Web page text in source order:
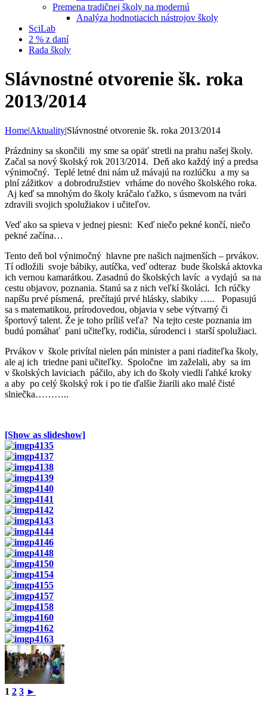
Premena tradičnej školy na modernú
Analýza hodnotiacich nástrojov školy
SciLab
2 % z daní
Rada školy
Slávnostné otvorenie šk. roka
2013/2014
Home|Aktuality|Slávnostné otvorenie šk. roka 2013/2014
Prázdniny sa skončili my sme sa opäť stretli na prahu našej školy.
Začal sa nový školský rok 2013/2014. Deň ako každý iný a predsa
výnimočný. Teplé letné dni nám už mávajú na rozlúčku a my sa
plní zážitkov a dobrodružstiev vrháme do nového školského roka.
Aj keď sa mnohým do školy kráčalo ťažko, s úsmevom na tvári
zdravili svojich spolužiakov i učiteľov.
Veď ako sa spieva v jednej piesni: Keď niečo pekné končí, niečo
pekné začína…
Tento deň bol výnimočný hlavne pre našich najmenších – prvákov.
Tí odložili svoje bábiky, autíčka, veď odteraz bude školská aktovka
ich vernou kamarátkou. Zasadnú do školských lavíc a vydajú sa na
cestu objavov, poznania. Stanú sa z nich veľkí školáci. Ich rúčky
napíšu prvé písmená, prečítajú prvé hlásky, slabiky ….. Popasujú
sa s matematikou, prírodovedou, objavia v sebe výtvarný či
športový talent. Že je toho príliš veľa? Na tejto ceste poznania im
budú pomáhať pani učiteľky, rodičia, súrodenci i starší spolužiaci.
Prvákov v škole privítal nielen pán minister a pani riaditeľka školy,
ale aj ich triedne pani učiteľky. Spoločne im zaželali, aby sa im
v školských laviciach páčilo, aby ich do školy viedli ľahké kroky
a aby po celý školský rok i po tie ďalšie žiarili ako malé čisté
slniečka………..
[Show as slideshow]
1 2 3 ►